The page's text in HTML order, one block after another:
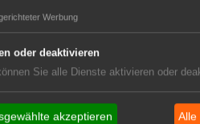
Werbung
oder deaktivieren
Sie alle Dienste aktivieren oder
akzeptieren Alle